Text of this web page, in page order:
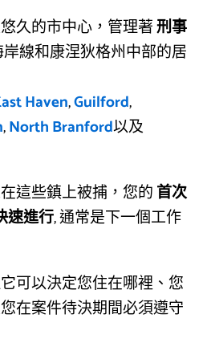
久的市中心，管理著刑事
線和康涅狄格州中部的居
Haven,Guilford,
,North Branford以及
這些鎮上被捕，您的首次
速進行, 通常是下一個工作
可以決定您住在哪裡、您
在案件待決期間必須遵守